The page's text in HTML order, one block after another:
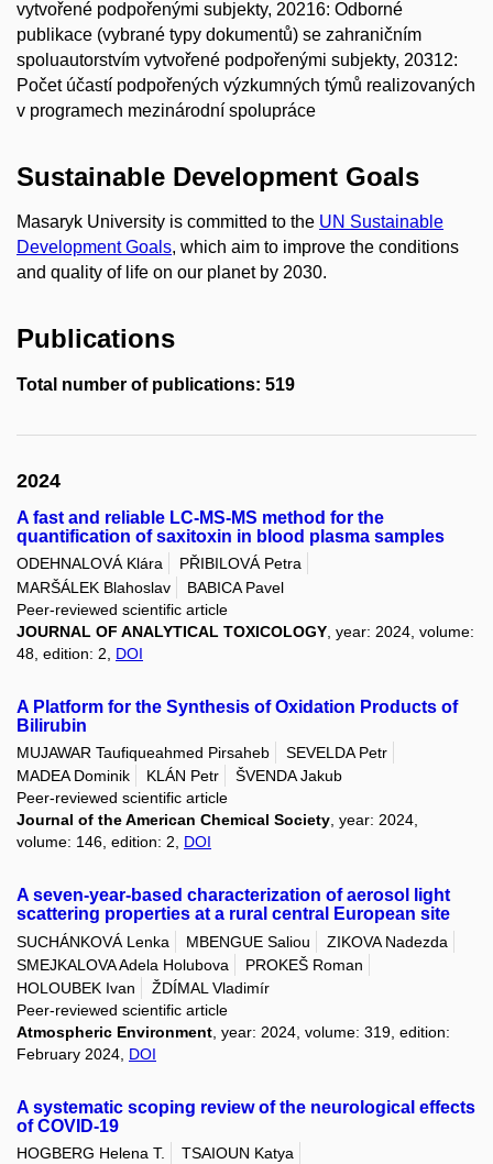
vytvořené podpořenými subjekty, 20216: Odborné
publikace (vybrané typy dokumentů) se zahraničním
spoluautorstvím vytvořené podpořenými subjekty, 20312:
Počet účastí podpořených výzkumných týmů realizovaných
v programech mezinárodní spolupráce
Sustainable Development Goals
Masaryk University is committed to the UN Sustainable
Development Goals, which aim to improve the conditions
and quality of life on our planet by 2030.
Publications
Total number of publications: 519
2024
A fast and reliable LC-MS-MS method for the
quantification of saxitoxin in blood plasma samples
ODEHNALOVÁ Klára
PŘIBILOVÁ Petra
MARŠÁLEK Blahoslav
BABICA Pavel
Peer-reviewed scientific article
JOURNAL OF ANALYTICAL TOXICOLOGY , year: 2024, volume:
48, edition: 2, DOI
A Platform for the Synthesis of Oxidation Products of
Bilirubin
MUJAWAR Taufiqueahmed Pirsaheb
SEVELDA Petr
MADEA Dominik
KLÁN Petr
ŠVENDA Jakub
Peer-reviewed scientific article
Journal of the American Chemical Society, year: 2024,
volume: 146, edition: 2, DOI
A seven-year-based characterization of aerosol light
scattering properties at a rural central European site
SUCHÁNKOVÁ Lenka MBENGUE Saliou
ZIKOVA Nadezda
SMEJKALOVA Adela Holubova
PROKEŠ Roman
HOLOUBEK Ivan
ŽDÍMAL Vladimír
Peer-reviewed scientific article
Atmospheric Environment , year: 2024, volume: 319, edition:
February 2024, DOI
A systematic scoping review of the neurological effects
of COVID-19
HOGBERG Helena T.
TSAIOUN Katya